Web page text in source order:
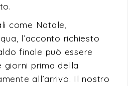
come Natale,
l’acconto richiesto
finale può essere
prima della
all’arrivo. Il nostro